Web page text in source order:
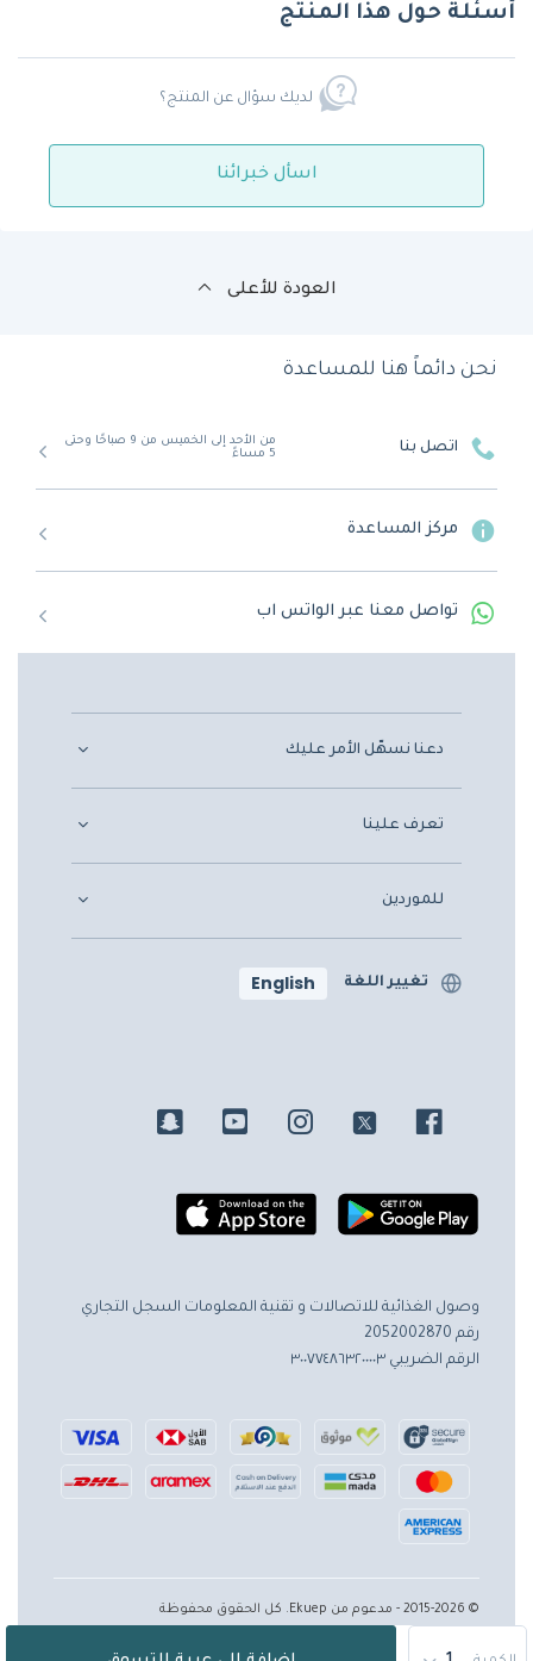
أسئلة حول هذا المنتج
لديك سؤال عن المنتج؟
اسأل خبرائنا
العودة للأعلى
نحن دائماً هنا للمساعدة
اتصل بنا
من الأحد إلى الخميس من 9 صباحًا وحتى
5 مساءً
مركز المساعدة
تواصل معنا عبر الواتس اب
دعنا نسهّل الأمر عليك
تعرف علينا
للموردين
تغيير اللغة English
وصول الغذائية للاتصالات و تقنية المعلومات السجل التجاري
رقم 2052002870
الرقم الضريبي ٣٠٠٧٧٤٨٦٣٢٠٠٠٠٣
© 2015-2026 - مدعوم من Ekuep. كل الحقوق محفوظة